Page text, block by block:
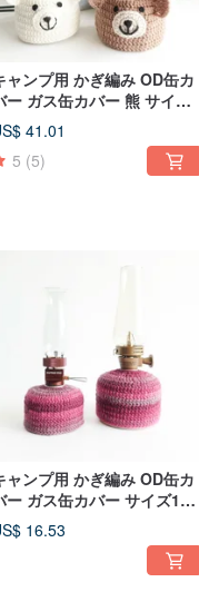
ャンプ用 かぎ編み OD缶カ
ー ガス缶カバー 熊 サイズ
41.01
5 (5)
ャンプ用 かぎ編み OD缶カ
ー ガス缶カバー サイズ110
マゼンタ
16.53